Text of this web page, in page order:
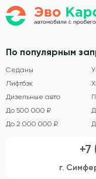
По популярным
Седаны
Лифтбэк
Дизельные авто
До 500 000 ₽
До 2 000 000 ₽
г.